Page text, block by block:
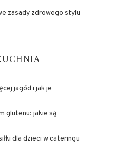
zasady zdrowego stylu
jagód i jak je
glutenu: jakie są
dla dzieci w cateringu